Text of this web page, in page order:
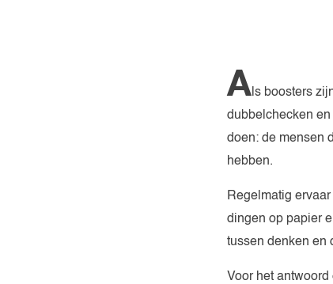
A ls boosters
dubbelchecken en
doen: de mensen
hebben.
Regelmatig
dingen op papier
tussen denken en
Voor het